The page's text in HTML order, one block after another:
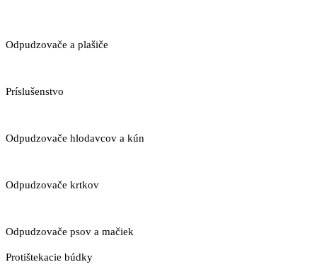
Odpudzovače a plašiče
Príslušenstvo
Odpudzovače hlodavcov a kún
Odpudzovače krtkov
Odpudzovače psov a mačiek
Protištekacie búdky